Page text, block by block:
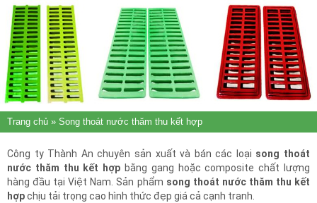
Trang chủ » Song thoát nước thăm thu kết hợp
Công ty Thành An chuyên sản xuất và bán các loại song thoát
nước thăm thu kết hợp bằng gang hoặc composite chất lượng
hàng đầu tại Việt Nam. Sản phẩm song thoát nước thăm thu kết
hợpchịu tải trọng cao hình thức đẹp giá cả cạnh tranh.